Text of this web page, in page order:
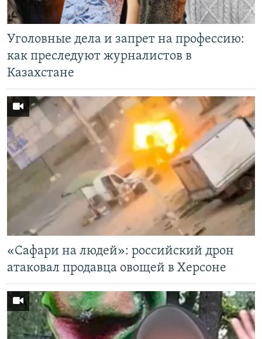
Уголовные дела и запрет на профессию:
как преследуют журналистов в
Казахстане
«Cафари на людей»: российский дрон
атаковал продавца овощей в Херсоне